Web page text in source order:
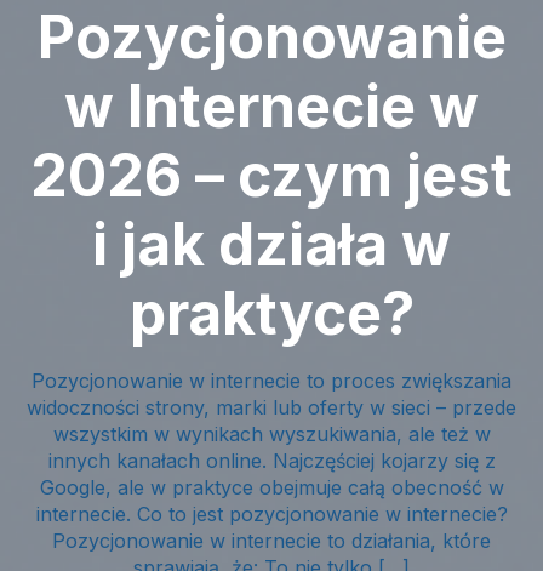
Pozycjonowanie
w Internecie w
2026 – czym jest
i jak działa w
praktyce?
Pozycjonowanie w internecie to proces zwiększania
widoczności strony, marki lub oferty w sieci – przede
wszystkim w wynikach wyszukiwania, ale też w
innych kanałach online. Najczęściej kojarzy się z
Google, ale w praktyce obejmuje całą obecność w
internecie. Co to jest pozycjonowanie w internecie?
Pozycjonowanie w internecie to działania, które